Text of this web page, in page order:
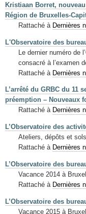
Kristiaan Borret,
Région de Bruxelles-
Rattaché à Dernières
L'Observatoire des
Le dernier numéro de
consacré à l’examen
Rattaché à Dernières
L’arrêté du GRBC du 11
préemption – Nouveaux
Rattaché à Dernières
L’Observatoire des
Ateliers, dépôts et
Rattaché à Dernières
L’Observatoire des
Vacance 2014 à
Rattaché à Dernières
L’Observatoire des
Vacance 2015 à